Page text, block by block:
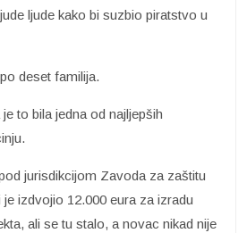
ljude kako bi suzbio piratstvo u
deset familija.
to bila jedna od najljepših
jurisdikcijom Zavoda za zaštitu
izdvojio 12.000 eura za izradu
ali se tu stalo, a novac nikad nije